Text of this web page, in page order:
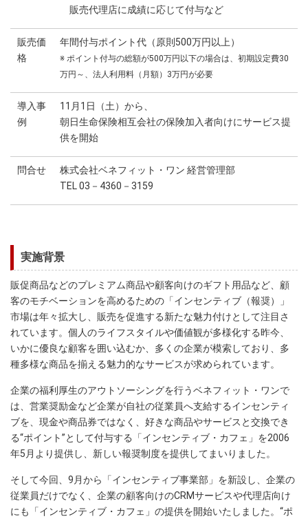
販売代理店に成績に応じて付与など
販売価
格
年間付与ポイント代（原則500万円以上）
※ ポイント付与の総額が500万円以下の場合は、初期設定費30
万円～、法人利用料（月額）3万円が必要
導入事
例
11月1日（土）から、
朝日生命保険相互会社の保険加入者向けにサービス提
供を開始
問合せ
株式会社ベネフィット・ワン 経営管理部
TEL 03－4360－3159
実施背景
販促商品などのプレミアム商品や顧客向けのギフト用品など、顧
客のモチベーションを高めるための「インセンティブ（報奨）」
市場は年々拡大し、販売を促進する新たな魅力付けとして注目さ
れています。個人のライフスタイルや価値観が多様化する昨今、
いかに優良な顧客を囲い込むか、多くの企業が模索しており、多
種多様な商品を揃える魅力的なサービスが求められています。
企業の福利厚生のアウトソーシングを行うベネフィット・ワンで
は、営業奨励金など企業が自社の従業員へ支給するインセンティ
ブを、現金や商品券ではなく、好きな商品やサービスと交換でき
る“ポイント”として付与する「インセンティブ・カフェ」を2006
年5月より提供し、新しい報奨制度を提供してまいりました。
そして今回、9月から「インセンティブ事業部」を新設し、企業の
従業員だけでなく、企業の顧客向けのCRMサービスや代理店向け
にも「インセンティブ・カフェ」の提供を開始いたしました。“ポ